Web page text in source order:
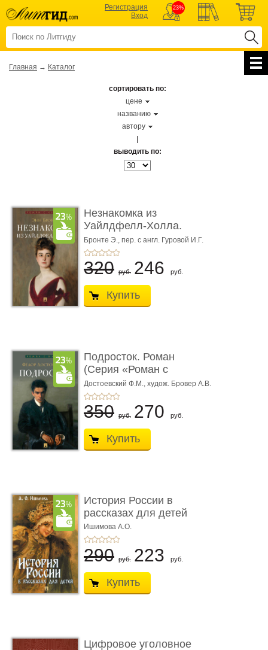
Регистрация
Вход
23%
Главная → Каталог
сортировать по:
цене
названию
автору
выводить по:
Незнакомка из
Уайлдфелл-Холла.
Роман (Серия «Р� ...
Бронте Э., пер. с англ. Гуровой И.Г.
320 руб. 246 руб.
Купить
Подросток. Роман
(Серия «Роман с
книгой»)
Достоевский Ф.М., худож. Бровер А.В.
350 руб. 270 руб.
Купить
История России в
рассказах для детей
Ишимова А.О.
290 руб. 223 руб.
Купить
Цифровое уголовное